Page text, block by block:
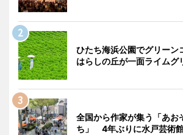
ひたち海浜公園でグリー
はらしの丘が一面ライムグ
全国から作家が集う「あお
ち」 4年ぶりに水戸芸術